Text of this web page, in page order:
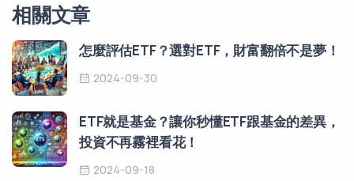
相關文章
怎麼評估ETF？選對ETF，財富翻倍不是夢！
2024-09-30
ETF就是基金？讓你秒懂ETF跟基金的差異，
投資不再霧裡看花！
2024-09-18